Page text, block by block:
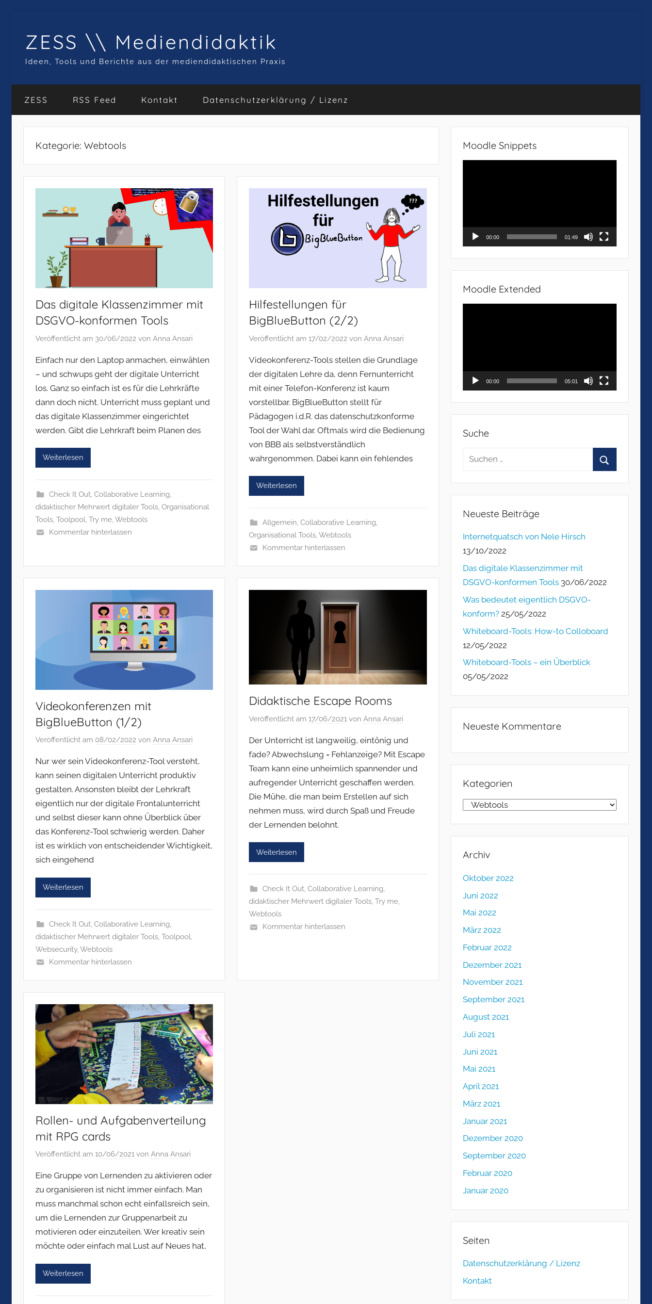
springen
ZESS \\ Mediendidaktik
Ideen, Tools und Berichte aus der mediendidaktischen Praxis
ZESS RSS Feed Kontakt Datenschutzerklärung / Lizenz
Kategorie: Webtools
Das digitale Klassenzimmer mit
DSGVO-konformen Tools
Veröffentlicht am 30/06/2022 von Anna Ansari
Einfach nur den Laptop anmachen, einwählen
– und schwups geht der digitale Unterricht
los. Ganz so einfach ist es für die Lehrkräfte
dann doch nicht. Unterricht muss geplant und
das digitale Klassenzimmer eingerichtet
werden. Gibt die Lehrkraft beim Planen des
Weiterlesen
Check It Out, Collaborative Learning,
didaktischer Mehrwert digitaler Tools, Organisational
Tools, Toolpool, Try me,Webtools
Kommentar hinterlassen
Hilfestellungen für
BigBlueButton (2/2)
Veröffentlicht am17/02/2022 vonAnna Ansari
Videokonferenz-Tools stellen die Grundlage
der digitalen Lehre da, denn Fernunterricht
mit einer Telefon-Konferenz ist kaum
vorstellbar. BigBlueButton stellt für
Pädagogen i.d.R. das datenschutzkonforme
Tool der Wahl dar. Oftmals wird die Bedienung
von BBB als selbstverständlich
wahrgenommen. Dabei kann ein fehlendes
Weiterlesen
Allgemein, Collaborative Learning,
Organisational Tools,Webtools
Kommentar hinterlassen
Videokonferenzen mit
BigBlueButton (1/2)
Veröffentlicht am 08/02/2022 von Anna Ansari
Nur wer sein Videokonferenz-Tool versteht,
kann seinen digitalen Unterricht produktiv
gestalten. Ansonsten bleibt der Lehrkraft
eigentlich nur der digitale Frontalunterricht
und selbst dieser kann ohne Überblick über
das Konferenz-Tool schwierig werden. Daher
ist es wirklich von entscheidender Wichtigkeit,
sich eingehend
Weiterlesen
Check It Out, Collaborative Learning,
didaktischer Mehrwert digitaler Tools, Toolpool,
Websecurity,Webtools
Kommentar hinterlassen
Didaktische Escape Rooms
Veröffentlicht am17/06/2021 vonAnna Ansari
Der Unterricht ist langweilig, eintönig und
fade? Abwechslung = Fehlanzeige? Mit Escape
Team kann eine unheimlich spannender und
aufregender Unterricht geschaffen werden.
Die Mühe, die man beim Erstellen auf sich
nehmen muss, wird durch Spaß und Freude
der Lernenden belohnt.
Weiterlesen
Check It Out, Collaborative Learning,
didaktischer Mehrwert digitaler Tools,Try me,
Webtools
Kommentar hinterlassen
Rollen- und Aufgabenverteilung
mit RPG cards
Veröffentlicht am 10/06/2021 von Anna Ansari
Eine Gruppe von Lernenden zu aktivieren oder
zu organisieren ist nicht immer einfach. Man
muss manchmal schon echt einfallsreich sein,
um die Lernenden zur Gruppenarbeit zu
motivieren oder einzuteilen. Wer kreativ sein
möchte oder einfach mal Lust auf Neues hat,
Weiterlesen
Moodle Snippets
00:00 01:49
Moodle Extended
00:00 05:01
Suche
Suchen
Neueste Beiträge
Internetquatsch von Nele Hirsch
13/10/2022
Das digitale Klassenzimmer mit
DSGVO-konformen Tools 30/06/2022
Was bedeutet eigentlich DSGVO-
konform? 25/05/2022
Whiteboard-Tools: How-to Colloboard
12/05/2022
Whiteboard-Tools – ein Überblick
05/05/2022
Neueste Kommentare
Kategorien
Kategorien
Archiv
Oktober 2022
Juni 2022
Mai 2022
März 2022
Februar 2022
Dezember 2021
November 2021
September 2021
August 2021
Juli 2021
Juni 2021
Mai 2021
April 2021
März 2021
Januar 2021
Dezember 2020
September 2020
Februar 2020
Januar 2020
Seiten
Datenschutzerklärung / Lizenz
Kontakt